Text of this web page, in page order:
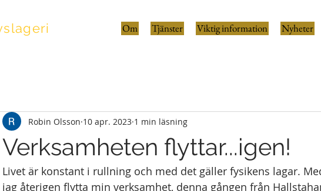
Om Tjänster Viktig information Nyheter
Verksamheten flyttar...igen!
Robin Olsson 10 apr. 2023 1 min läsning
Livet är konstant i rullning och med det gäller fysikens lagar.
jag återigen flytta min verksamhet, denna gången från